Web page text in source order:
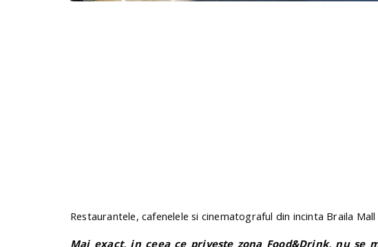
Restaurantele, cafenelele si cinematograful din incinta Braila
Mai exact, in ceea ce priveste zona Food&Drink, nu se